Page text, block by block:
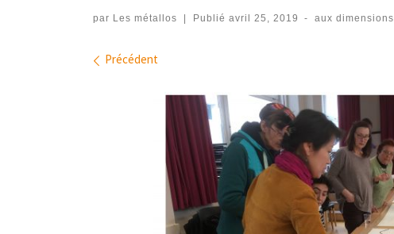
par Les métallos Publié avril 25, 2019 - aux dimensions
Navigation des images
Précédent